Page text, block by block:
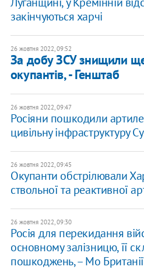
закінчуються харчі
26 жовтня 2022, 09:52
За добу ЗСУ знищили
окупантів, - Генштаб
26 жовтня 2022, 09:47
Росіяни пошкодили
цивільну інфраструктуру
26 жовтня 2022, 09:45
Окупанти обстрілювали
ствольної та реактивної
26 жовтня 2022, 09:30
Росія для перекидання
основному залізницю, її
пошкоджень, – Мо Британії